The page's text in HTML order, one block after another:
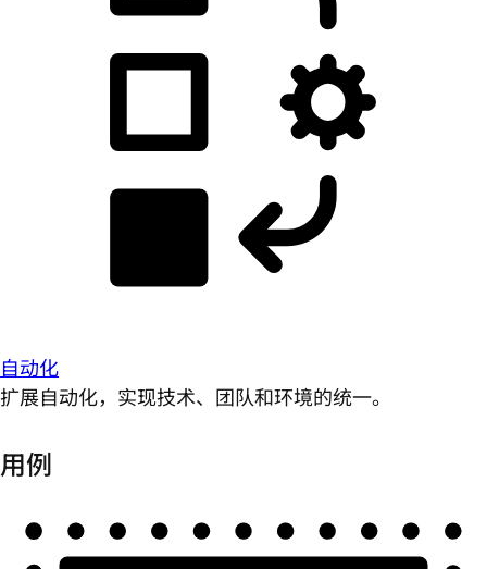
自动化
扩展自动化，实现技术、团队和环境的统一。
用例